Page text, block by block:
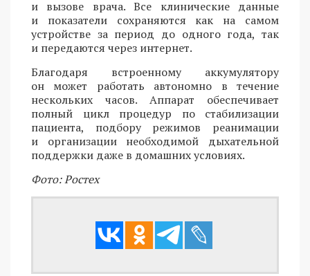
и вызове врача. Все клинические данные
и показатели сохраняются как на самом
устройстве за период до одного года, так
и передаются через интернет.
Благодаря встроенному аккумулятору
он может работать автономно в течение
нескольких часов. Аппарат обеспечивает
полный цикл процедур по стабилизации
пациента, подбору режимов реанимации
и организации необходимой дыхательной
поддержки даже в домашних условиях.
Фото: Ростех